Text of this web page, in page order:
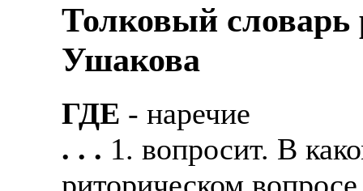
Толковый словарь
Ушакова
ГДЕ - наречие
. . . 1. вопросит. В